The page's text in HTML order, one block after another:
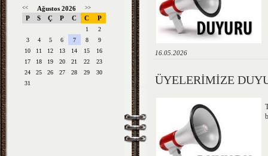
<< Ağustos 2026 >>
P S Ç P C C P
1
2
3
4 5 6 7 8
9
10
11 12 13 14 15
16
17
18 19 20 21 22
23
24
25 26 27 28 29
30
31
16.05.2026
ÜYELERİMİZE